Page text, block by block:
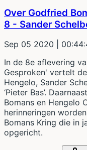
Over Godfried
8 - Sander
Sep 05 2020 |
In de 8e aflevering
Gesproken' vertelt
Hengelo, Sander
‘Pieter Bas’.
Bomans en Hengelo
herinneringen
Bomans Kring die in
opgericht.